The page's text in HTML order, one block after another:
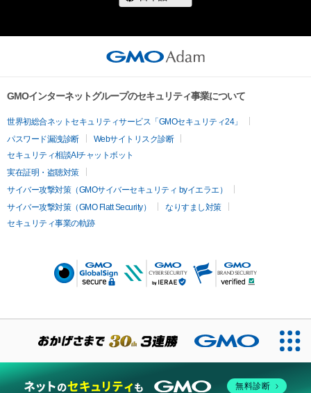
GMOインターネットグループのセキュリティ事業について
世界初総合ネットセキュリティサービス「GMOセキュリティ24」
パスワード漏洩診断
Webサイトリスク診断
セキュリティ相談AIチャットボット
実在証明・盗聴対策
サイバー攻撃対策（GMOサイバーセキュリティ byイエラエ）
サイバー攻撃対策（GMO Flatt Security）
なりすまし対策
セキュリティ事業の軌跡
無料診断